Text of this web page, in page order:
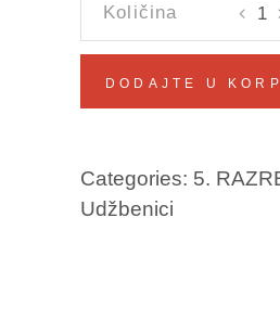
5
Šejla
DODAJTE U
Categories: 5.
Udžbenici